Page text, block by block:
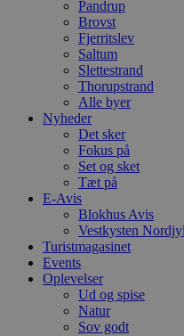
Pandrup
Brovst
Fjerritslev
Saltum
Slettestrand
Thorupstrand
Alle byer
Nyheder
Det sker
Fokus på
Set og sket
Tæt på
E-Avis
Blokhus Avis
Vestkysten
Turistmagasinet
Events
Oplevelser
Ud og spise
Natur
Sov godt